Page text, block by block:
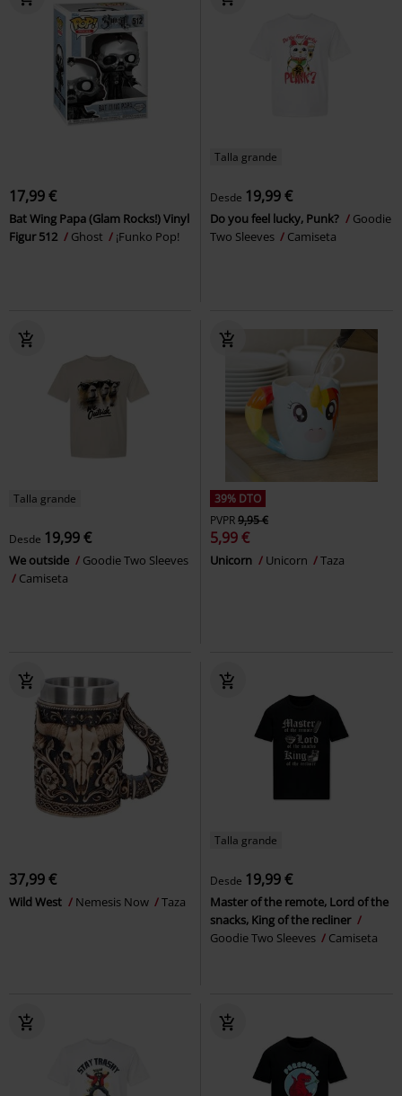
17,99 €
Bat Wing Papa (Glam Rocks!) Vinyl
Figur 512
Ghost ¡Funko Pop!
Talla grande
Desde 19,99 €
Do you feel lucky, Punk?
Goodie
Two Sleeves
Camiseta
Talla grande
Desde 19,99 €
We outside
Goodie Two Sleeves
Camiseta
39% DTO
PVPR9,95 €
5,99 €
Unicorn Unicorn Taza
37,99 €
Wild West Nemesis Now Taza
Talla grande
Desde 19,99 €
Master of the remote, Lord of the
snacks, King of the recliner
Goodie Two Sleeves
Camiseta